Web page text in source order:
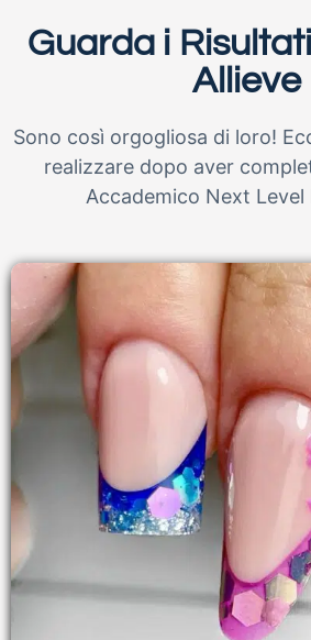
Guarda i
Allieve
Sono così orgogliosa di loro!
realizzare dopo aver
Accademico Next